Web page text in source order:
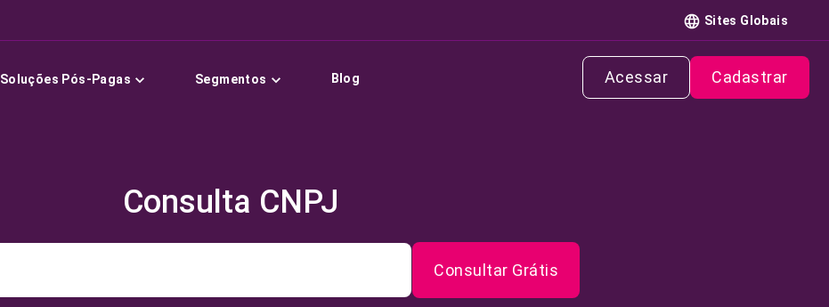
Sites Globais
Soluções Pós-Pagas Segmentos Blog Acessar Cadastrar
Consulta CNPJ
Consultar Grátis